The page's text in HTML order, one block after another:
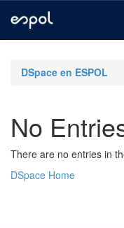
navigationDSpace en ESPOL
No
There are no entries in
DSpace Home